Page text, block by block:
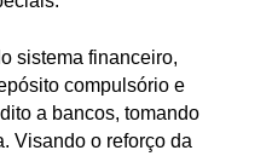
sistema financeiro,
compulsório e
a bancos, tomando
Visando o reforço da